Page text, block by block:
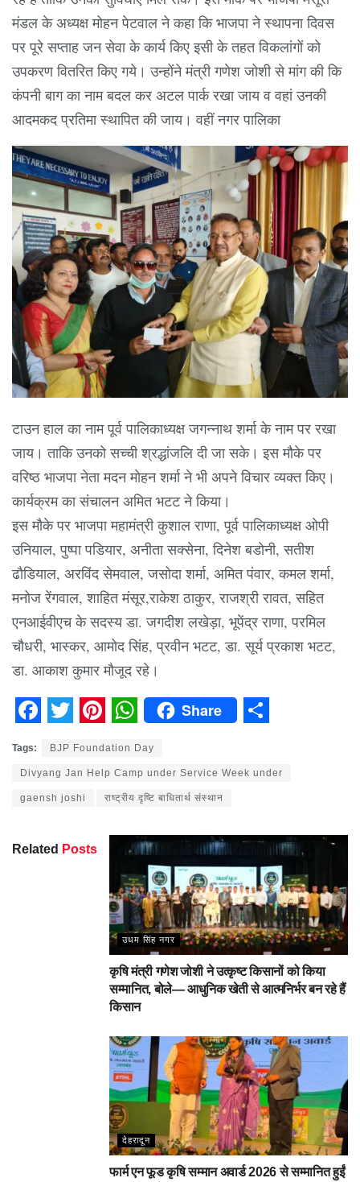
मंडल के अध्यक्ष मोहन पेटवाल ने कहा कि भाजपा ने स्थापना दिवस
पर पूरे सप्ताह जन सेवा के कार्य किए इसी के तहत विकलांगों को
उपकरण वितरित किए गये। उन्होंने मंत्री गणेश जोशी से मांग की कि
कंपनी बाग का नाम बदल कर अटल पार्क रखा जाय व वहां उनकी
आदमकद प्रतिमा स्थापित की जाय। वहीं नगर पालिका
टाउन हाल का नाम पूर्व पालिकाध्यक्ष जगन्नाथ शर्मा के नाम पर रखा
जाय। ताकि उनको सच्ची श्रद्धांजलि दी जा सके। इस मौके पर
वरिष्ठ भाजपा नेता मदन मोहन शर्मा ने भी अपने विचार व्यक्त किए।
कार्यक्रम का संचालन अमित भटट ने किया।
इस मौके पर भाजपा महामंत्री कुशाल राणा, पूर्व पालिकाध्यक्ष ओपी
उनियाल, पुष्पा पडियार, अनीता सक्सेना, दिनेश बडोनी, सतीश
ढौडियाल, अरविंद सेमवाल, जसोदा शर्मा, अमित पंवार, कमल शर्मा,
मनोज रेंगवाल, शाहित मंसूर,राकेश ठाकुर, राजश्री रावत, सहित
एनआईवीएच के सदस्य डा. जगदीश लखेड़ा, भूपेंद्र राणा, परमिल
चौधरी, भास्कर, आमोद सिंह, प्रवीन भटट, डा. सूर्य प्रकाश भटट,
डा. आकाश कुमार मौजूद रहे।
Share
Tags: BJP Foundation Day
Divyang Jan Help Camp under Service Week under
gaensh joshi राष्ट्रीय दृष्टि बाधितार्थ संस्थान
Related Posts
उधम सिंह नगर
कृषि मंत्री गणेश जोशी ने उत्कृष्ट किसानों को किया
सम्मानित, बोले— आधुनिक खेती से आत्मनिर्भर बन रहे हैं
किसान
देहरादून
फार्म एन फूड कृषि सम्मान अवार्ड 2026 से सम्मानित हुईं